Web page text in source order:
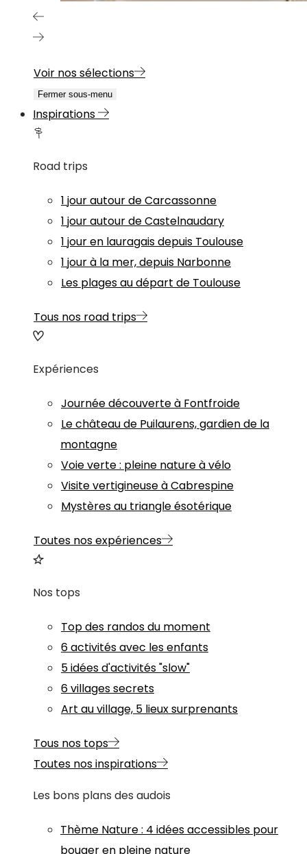
Voir nos sélections
Fermer sous-menu
Inspirations
Road trips
1 jour autour de Carcassonne
1 jour autour de Castelnaudary
1 jour en lauragais depuis Toulouse
1 jour à la mer, depuis Narbonne
Les plages au départ de Toulouse
Tous nos road trips
Expériences
Journée découverte à Fontfroide
Le château de Puilaurens, gardien de la
montagne
Voie verte : pleine nature à vélo
Visite vertigineuse à Cabrespine
Mystères au triangle ésotérique
Toutes nos expériences
Nos tops
Top des randos du moment
6 activités avec les enfants
5 idées d'activités "slow"
6 villages secrets
Art au village, 5 lieux surprenants
Tous nos tops
Toutes nos inspirations
Les bons plans des audois
Thème Nature: 4 idées accessibles pour
bouger en pleine nature